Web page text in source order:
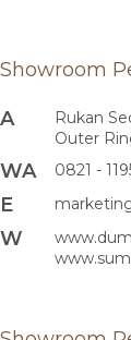
Showroom
A
Rukan
Outer
WA 0821 -
E
W